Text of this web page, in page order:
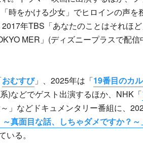
時をかける少女」でヒロインの声を
年TBS「あなたのことはそれほ
MER」(ディズニープラスで配
おむすび」、2025年は「19番目のカ
)などでゲスト出演するほか、NHK「
」などドキュメンタリー番組に、
真面目な話、しちゃダメですか？～
る。